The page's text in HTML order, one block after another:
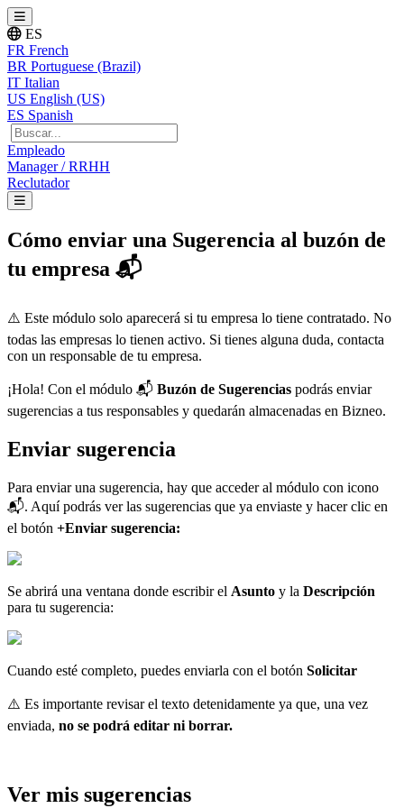
ES
FR French
BR Portuguese (Brazil)
IT Italian
US English (US)
ES Spanish
Empleado
Manager / RRHH
Reclutador
Cómo enviar una Sugerencia al buzón de
tu empresa 📬
⚠ Este módulo solo aparecerá si tu empresa lo tiene contratado. No
todas las empresas lo tienen activo. Si tienes alguna duda, contacta
con un responsable de tu empresa.
¡Hola! Con el módulo  Buzón de Sugerencias podrás enviar
sugerencias a tus responsables y quedarán almacenadas en Bizneo.
Enviar sugerencia
Para enviar una sugerencia, hay que acceder al módulo con icono
. Aquí podrás ver las sugerencias que ya enviaste y hacer clic en
el botón +Enviar sugerencia:
Se abrirá una ventana donde escribir el Asunto y la Descripción
para tu sugerencia:
Cuando esté completo, puedes enviarla con el botón Solicitar
⚠ Es importante revisar el texto detenidamente ya que, una vez
enviada, no se podrá editar ni borrar.
Ver mis sugerencias